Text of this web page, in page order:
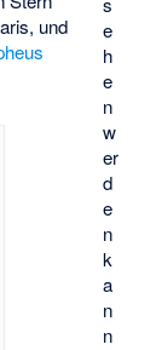
e
h
e
n
w
er
d
e
n
k
a
n
n
und